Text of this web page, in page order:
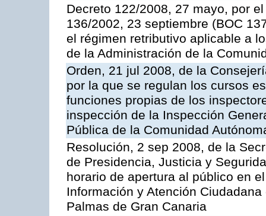
Decreto 122/2008, 27 mayo, por
136/2002, 23 septiembre (BOC
el régimen retributivo aplicable a
de la Administración de la
Orden, 21 jul 2008, de la
por la que se regulan los cursos
funciones propias de los
inspección de la Inspección
Pública de la Comunidad
Resolución, 2 sep 2008, de la
de Presidencia, Justicia y
horario de apertura al público en
Información y Atención
Palmas de Gran Canaria